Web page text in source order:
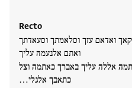
Recto
ואדאם עזך וסלאמתך וסעאדתך
ואתם אלנעמה עליך
אללה עליך באברך כאתמה וצל
כתאבך אלגלי…